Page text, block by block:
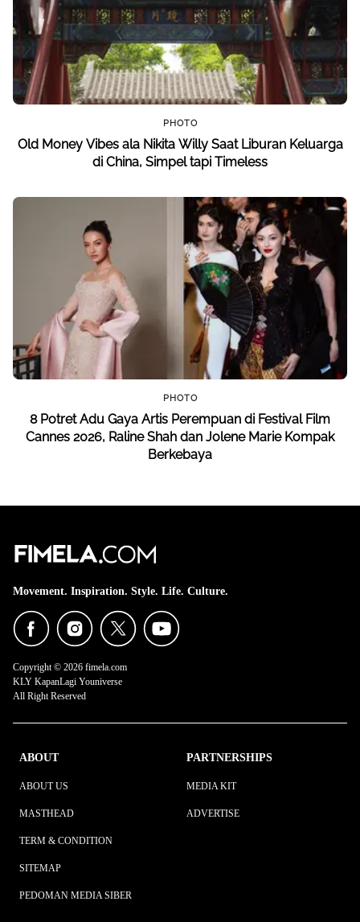
PHOTO
Old Money Vibes ala Nikita Willy Saat Liburan Keluarga
di China, Simpel tapi Timeless
PHOTO
8 Potret Adu Gaya Artis Perempuan di Festival Film
Cannes 2026, Raline Shah dan Jolene Marie Kompak
Berkebaya
Movement. Inspiration. Style. Life. Culture.
Copyright © 2026 fimela.com
KLY KapanLagi Youniverse
All Right Reserved
ABOUT
ABOUT US
MASTHEAD
TERM & CONDITION
SITEMAP
PEDOMAN MEDIA SIBER
PARTNERSHIPS
MEDIA KIT
ADVERTISE